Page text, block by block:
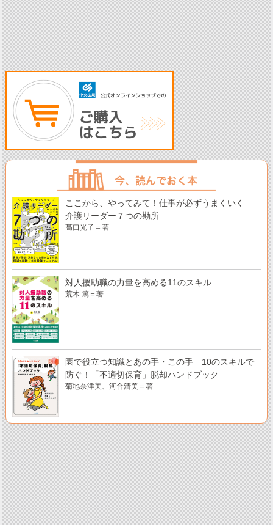
ここから、やってみて！仕事が必ずうまくいく
介護リーダー７つの勘所
髙口光子＝著
対人援助職の力量を高める11のスキル
荒木 篤＝著
園で役立つ知識とあの手・この手 10のスキルで
防ぐ！「不適切保育」脱却ハンドブック
菊地奈津美、河合清美＝著